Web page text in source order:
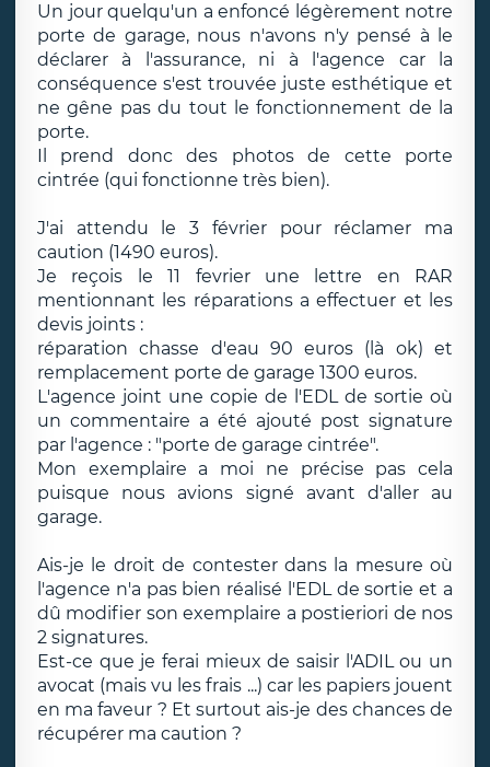
Un jour quelqu'un a enfoncé légèrement notre
porte de garage, nous n'avons n'y pensé à le
déclarer à l'assurance, ni à l'agence car la
conséquence s'est trouvée juste esthétique et
ne gêne pas du tout le fonctionnement de la
porte.
Il prend donc des photos de cette porte
cintrée (qui fonctionne très bien).
J'ai attendu le 3 février pour réclamer ma
caution (1490 euros).
Je reçois le 11 fevrier une lettre en RAR
mentionnant les réparations a effectuer et les
devis joints :
réparation chasse d'eau 90 euros (là ok) et
remplacement porte de garage 1300 euros.
L'agence joint une copie de l'EDL de sortie où
un commentaire a été ajouté post signature
par l'agence : "porte de garage cintrée".
Mon exemplaire a moi ne précise pas cela
puisque nous avions signé avant d'aller au
garage.
Ais-je le droit de contester dans la mesure où
l'agence n'a pas bien réalisé l'EDL de sortie et a
dû modifier son exemplaire a postieriori de nos
2 signatures.
Est-ce que je ferai mieux de saisir l'ADIL ou un
avocat (mais vu les frais ...) car les papiers jouent
en ma faveur ? Et surtout ais-je des chances de
récupérer ma caution ?